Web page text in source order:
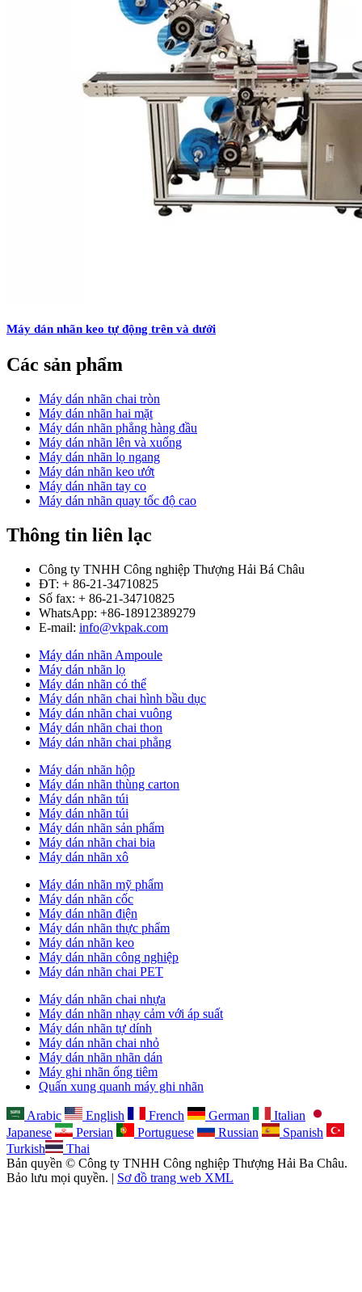
Máy dán nhãn keo tự động trên và dưới
Các sản phẩm
Máy dán nhãn chai tròn
Máy dán nhãn hai mặt
Máy dán nhãn phẳng hàng đầu
Máy dán nhãn lên và xuống
Máy dán nhãn lọ ngang
Máy dán nhãn keo ướt
Máy dán nhãn tay co
Máy dán nhãn quay tốc độ cao
Thông tin liên lạc
Công ty TNHH Công nghiệp Thượng Hải Bá Châu
ĐT: + 86-21-34710825
Số fax: + 86-21-34710825
WhatsApp: +86-18912389279
E-mail: info@vkpak.com
Máy dán nhãn Ampoule
Máy dán nhãn lọ
Máy dán nhãn có thể
Máy dán nhãn chai hình bầu dục
Máy dán nhãn chai vuông
Máy dán nhãn chai thon
Máy dán nhãn chai phẳng
Máy dán nhãn hộp
Máy dán nhãn thùng carton
Máy dán nhãn túi
Máy dán nhãn túi
Máy dán nhãn sản phẩm
Máy dán nhãn chai bia
Máy dán nhãn xô
Máy dán nhãn mỹ phẩm
Máy dán nhãn cốc
Máy dán nhãn điện
Máy dán nhãn thực phẩm
Máy dán nhãn keo
Máy dán nhãn công nghiệp
Máy dán nhãn chai PET
Máy dán nhãn chai nhựa
Máy dán nhãn nhạy cảm với áp suất
Máy dán nhãn tự dính
Máy dán nhãn chai nhỏ
Máy dán nhãn nhãn dán
Máy ghi nhãn ống tiêm
Quấn xung quanh máy ghi nhãn
Arabic English French German
Italian
Japanese
Persian Portuguese Russian
Spanish
Turkish
Thai
Bản quyền © Công ty TNHH Công nghiệp Thượng Hải Ba Châu.
Bảo lưu mọi quyền. | Sơ đồ trang web XML